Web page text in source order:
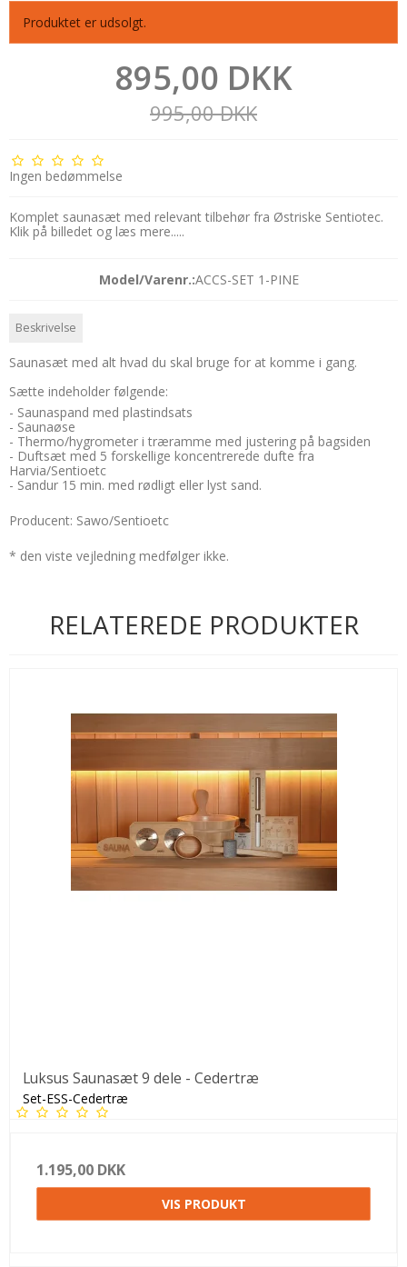
Produktet er udsolgt.
895,00 DKK
995,00 DKK
Ingen bedømmelse
Komplet saunasæt med relevant tilbehør fra Østriske Sentiotec.
Klik på billedet og læs mere.....
Model/Varenr.:ACCS-SET 1-PINE
Beskrivelse
Saunasæt med alt hvad du skal bruge for at komme i gang.
Sætte indeholder følgende:
- Saunaspand med plastindsats
- Saunaøse
- Thermo/hygrometer i træramme med justering på bagsiden
- Duftsæt med 5 forskellige koncentrerede dufte fra
Harvia/Sentioetc
- Sandur 15 min. med rødligt eller lyst sand.
Producent: Sawo/Sentioetc
* den viste vejledning medfølger ikke.
RELATEREDE PRODUKTER
Luksus Saunasæt 9 dele - Cedertræ
Set-ESS-Cedertræ
1.195,00 DKK
VIS PRODUKT